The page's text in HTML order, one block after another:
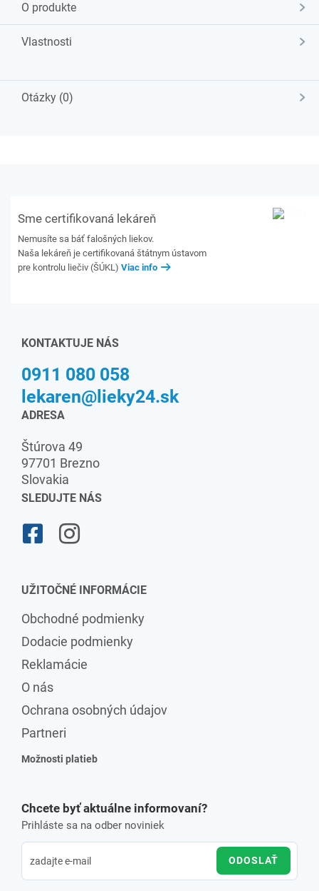
O produkte
Vlastnosti
Otázky (0)
Sme certifikovaná lekáreň
Nemusíte sa báť falošných liekov.
Naša lekáreň je certifikovaná štátnym ústavom
pre kontrolu liečiv (ŠÚKL) Viac info
KONTAKTUJE NÁS
0911 080 058
lekaren@lieky24.sk
ADRESA
Štúrova 49
97701 Brezno
Slovakia
SLEDUJTE NÁS
UŽITOČNÉ INFORMÁCIE
Obchodné podmienky
Dodacie podmienky
Reklamácie
O nás
Ochrana osobných údajov
Partneri
Možnosti platieb
Chcete byť aktuálne informovaní?
Prihláste sa na odber noviniek
ODOSLAŤ